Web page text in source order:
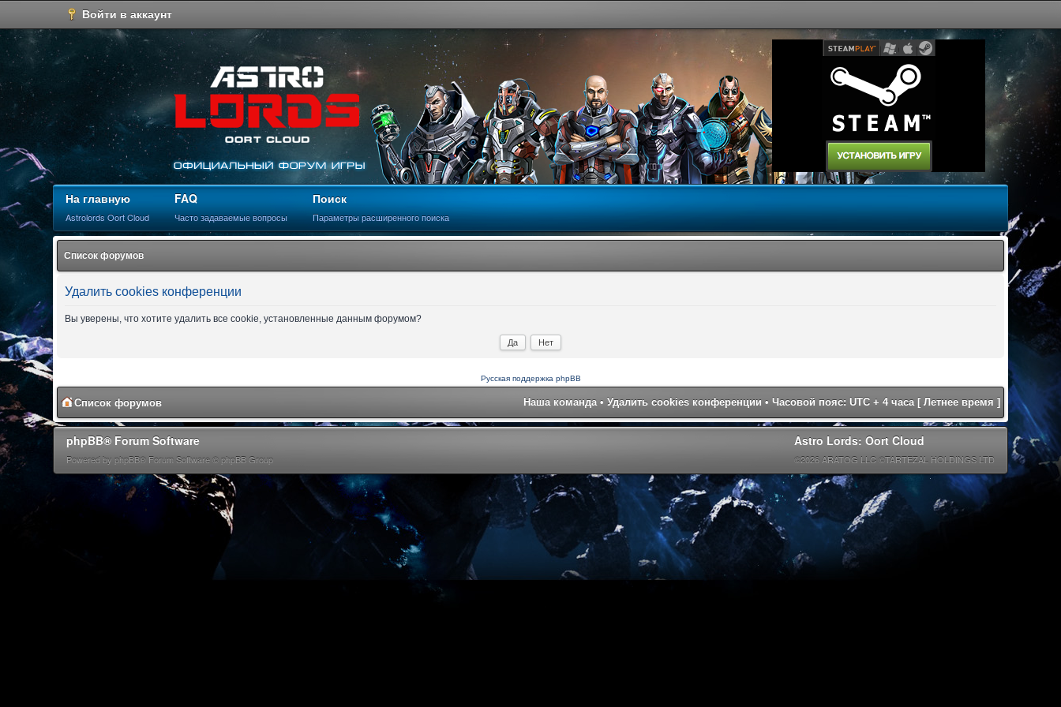
Войти в аккаунт
На главную
Astrolords Oort Cloud
FAQ
Часто задаваемые вопросы
Поиск
Параметры расширенного поиска
Список форумов
Удалить cookies конференции
Вы уверены, что хотите удалить все cookie, установленные данным форумом?
Русская поддержка phpBB
Список форумов Наша команда• Удалить cookies конференции • Часовой пояс: UTC + 4 часа [ Летнее время ]
phpBB® Forum Software
Powered by phpBB® Forum Software © phpBB Group
Astro Lords: Oort Cloud
©2026 ARATOG LLC ©TARTEZAL HOLDINGS LTD